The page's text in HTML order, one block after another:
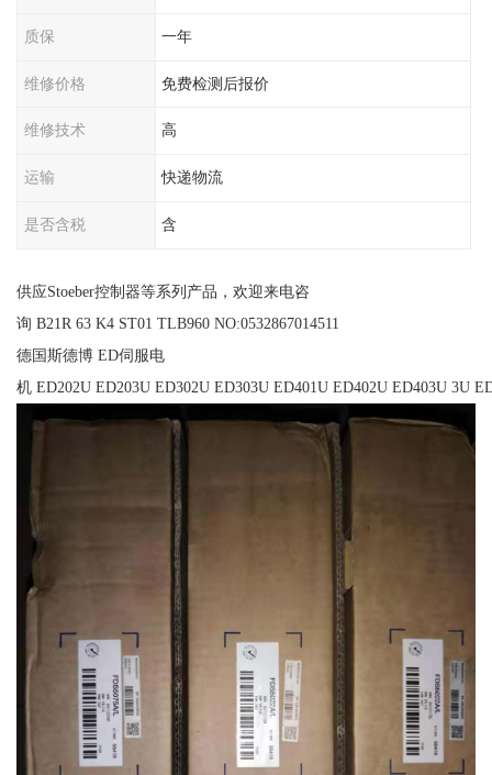
质保 一年
维修价格 免费检测后报价
维修技术 高
运输 快递物流
是否含税 含
供应Stoeber控制器等系列产品，欢迎来电咨
询 B21R 63 K4 ST01 TLB960 NO:0532867014511
德国斯德博 ED伺服电
机 ED202U ED203U ED302U ED303U ED401U ED402U ED403U 3U